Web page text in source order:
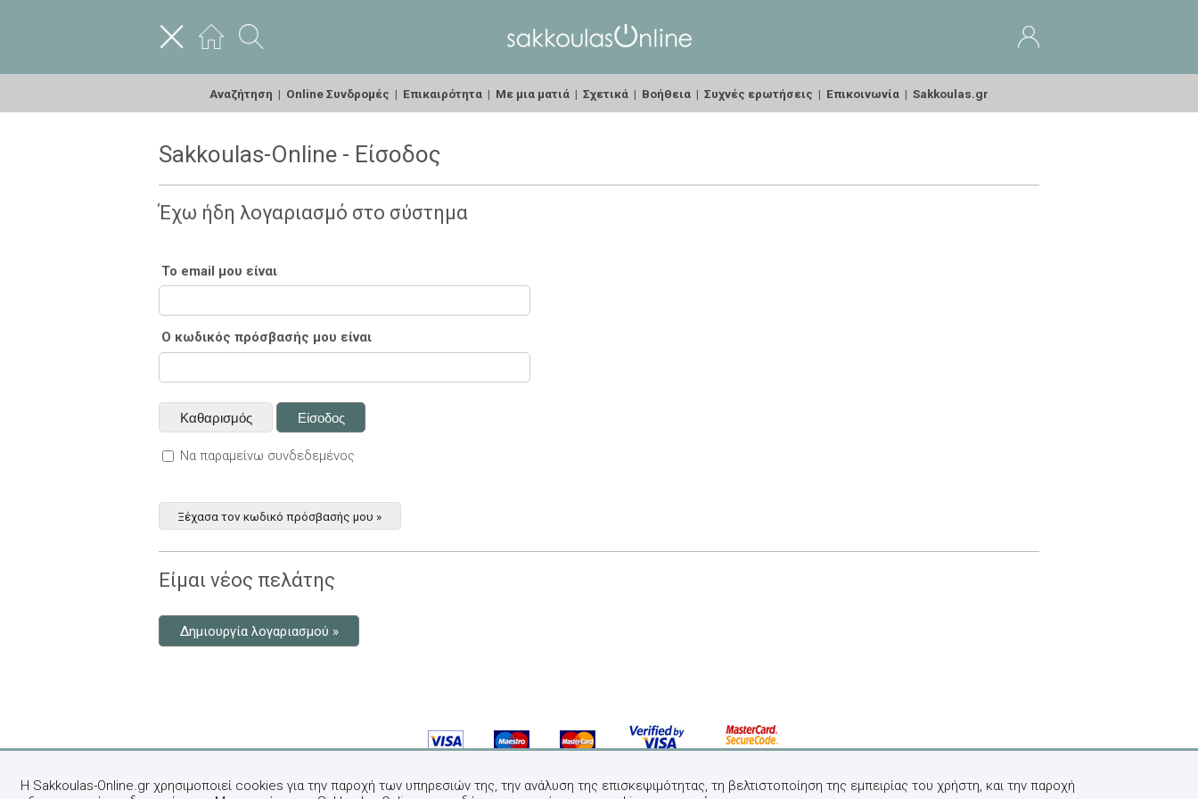
Αναζήτηση | Online Συνδρομές | Επικαιρότητα | Με μια ματιά | Σχετικά | Βοήθεια | Συχνές ερωτήσεις | Επικοινωνία | Sakkoulas.gr
Sakkoulas-Online - Είσοδος
Έχω ήδη λογαριασμό στο σύστημα
Το email μου είναι
Ο κωδικός πρόσβασής μου είναι
Να παραμείνω συνδεδεμένος
Ξέχασα τον κωδικό πρόσβασής μου »
Είμαι νέος πελάτης
Δημιουργία λογαριασμού »
Η Sakkoulas-Online.gr χρησιμοποιεί cookies για την παροχή των υπηρεσιών της, την ανάλυση της επισκεψιμότητας, τη βελτιστοποίηση της εμπειρίας του χρήστη, και την παροχή